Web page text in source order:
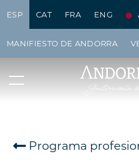
ESP CAT FRA ENG
MANIFIESTO DE ANDORRA
Programa